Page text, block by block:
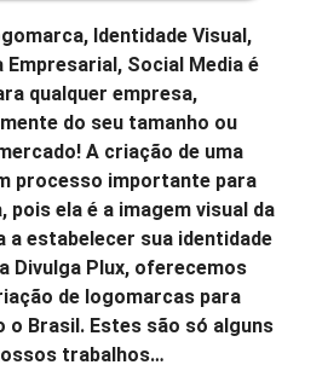
Identidade Visual,
Social Media é
qualquer empresa,
do seu tamanho ou
A criação de uma
processo importante para
pois ela é a imagem visual da
a estabelecer sua identidade
Divulga Plux, oferecemos
de logomarcas para
o Brasil. Estes são só alguns
trabalhos…